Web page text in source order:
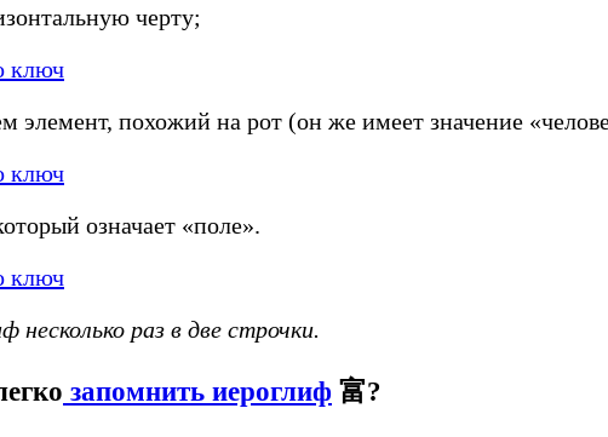
черту;
элемент, похожий на рот (он же имеет значение
означает «поле».
раз в две строчки.
запомнить иероглиф 富?